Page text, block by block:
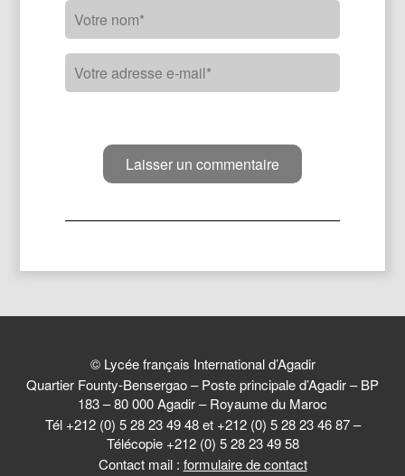
© Lycée français International d’Agadir
Quartier Founty-Bensergao – Poste principale d’Agadir – BP
183 – 80 000 Agadir – Royaume du Maroc
Tél +212 (0) 5 28 23 49 48 et +212 (0) 5 28 23 46 87 –
Télécopie +212 (0) 5 28 23 49 58
Contact mail : formulaire de contact